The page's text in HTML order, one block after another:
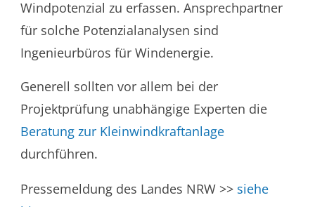
Windpotenzial zu erfassen. Ansprechpartner
für solche Potenzialanalysen sind
Ingenieurbüros für Windenergie.
Generell sollten vor allem bei der
Projektprüfung unabhängige Experten die
Beratung zur Kleinwindkraftanlage
durchführen.
Pressemeldung des Landes NRW >> siehe